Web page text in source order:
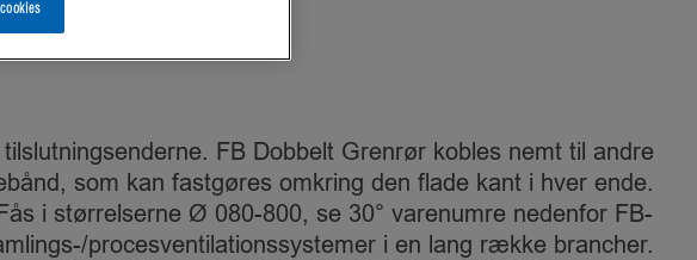
FB Dobbelt Grenrør kobles nemt til andre
som kan fastgøres omkring den flade kant i hver ende.
i størrelserne Ø 080-800, se 30° varenumre nedenfor FB-
procesventilationssystemer i en lang række brancher.